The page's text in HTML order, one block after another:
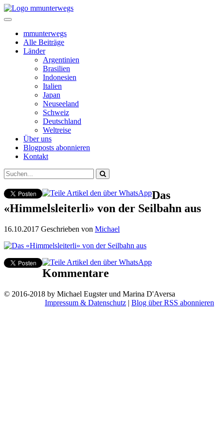
mmunterwegs
Alle Beiträge
Länder
Argentinien
Brasilien
Indonesien
Italien
Japan
Neuseeland
Schweiz
Deutschland
Weltreise
Über uns
Blogposts abonnieren
Kontakt
Das
«Himmelsleiterli» von der Seilbahn aus
16.10.2017 Geschrieben von Michael
Kommentare
© 2016-2018 by Michael Eugster und Marina D'Aversa
Impressum & Datenschutz | Blog über RSS abonnieren